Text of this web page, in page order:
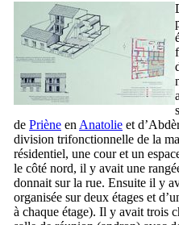
de Priène en Anatolie et
division trifonctionnelle de la
résidentiel, une cour et un
le côté nord, il y avait une
donnait sur la rue. Ensuite il y
organisée sur deux étages et
à chaque étage). Il y avait trois